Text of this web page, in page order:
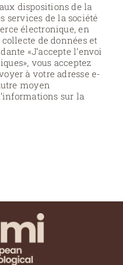
dispositions de la
services de la société
électronique, en
de données et
«J’accepte l’envoi
vous acceptez
à votre adresse e-
moyen
sur la